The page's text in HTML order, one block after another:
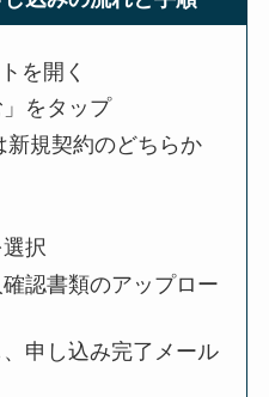
を開く
」をタップ
新規契約のどちらか
択
認書類のアップロー
申し込み完了メール